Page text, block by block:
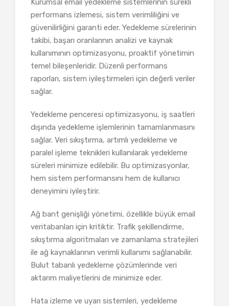
Kurumsal email yedekleme sistemlerinin sürekli
performans izlemesi, sistem verimliliğini ve
güvenilirliğini garanti eder. Yedekleme sürelerinin
takibi, başarı oranlarının analizi ve kaynak
kullanımının optimizasyonu, proaktif yönetimin
temel bileşenleridir. Düzenli performans
raporları, sistem iyileştirmeleri için değerli veriler
sağlar.
Yedekleme penceresi optimizasyonu, iş saatleri
dışında yedekleme işlemlerinin tamamlanmasını
sağlar. Veri sıkıştırma, artımlı yedekleme ve
paralel işleme teknikleri kullanılarak yedekleme
süreleri minimize edilebilir. Bu optimizasyonlar,
hem sistem performansını hem de kullanıcı
deneyimini iyileştirir.
Ağ bant genişliği yönetimi, özellikle büyük email
veritabanları için kritiktir. Trafik şekillendirme,
sıkıştırma algoritmaları ve zamanlama stratejileri
ile ağ kaynaklarının verimli kullanımı sağlanabilir.
Bulut tabanlı yedekleme çözümlerinde veri
aktarım maliyetlerini de minimize eder.
Hata izleme ve uyarı sistemleri, yedekleme